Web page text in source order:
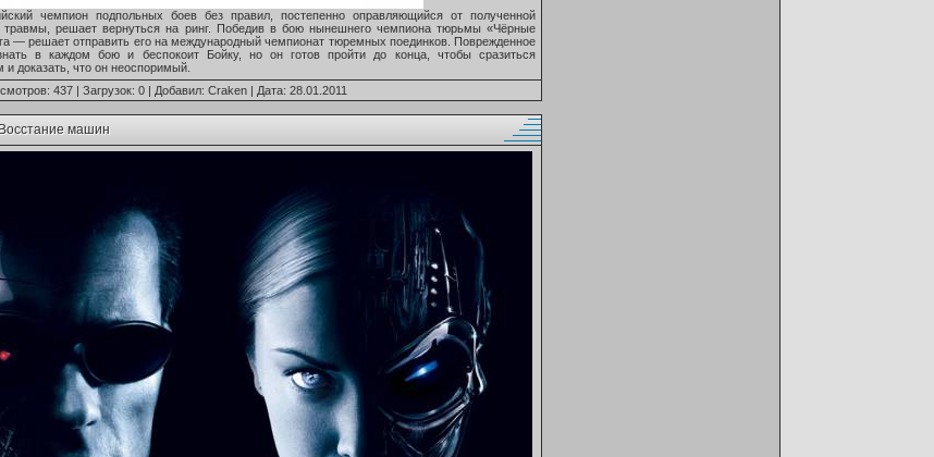
чемпион подпольных боев без правил, постепенно оправляющийся от полученной
травмы, решает вернуться на ринг. Победив в бою нынешнего чемпиона тюрьмы «Чёрные
— решает отправить его на международный чемпионат тюремных поединков. Поврежденное
в каждом бою и беспокоит Бойку, но он готов пройти до конца, чтобы сразиться
доказать, что он неоспоримый.
437 | Загрузок: 0 | Добавил: Craken | Дата: 28.01.2011
машин